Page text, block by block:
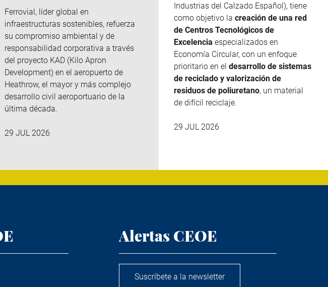
Ferrovial, líder global en
infraestructuras sostenibles, refuerza
su compromiso ambiental y de
responsabilidad corporativa a través
del proyecto KAD (Kilo Apron
Development) en el aeropuerto de
Heathrow, el mayor y más complejo
desarrollo civil aeroportuario de la
última década.
29 JUL 2026
Industrias del Calzado Español), tiene
como objetivo la creación de una red
de Centros Tecnológicos de
Excelencia especializados en
Economía Circular, con un enfoque
prioritario en el desarrollo de sistemas
de reciclado y valorización de
residuos de poliuretano, un material
de difícil reciclaje.
29 JUL 2026
Alertas CEOE
Suscríbete a la newsletter